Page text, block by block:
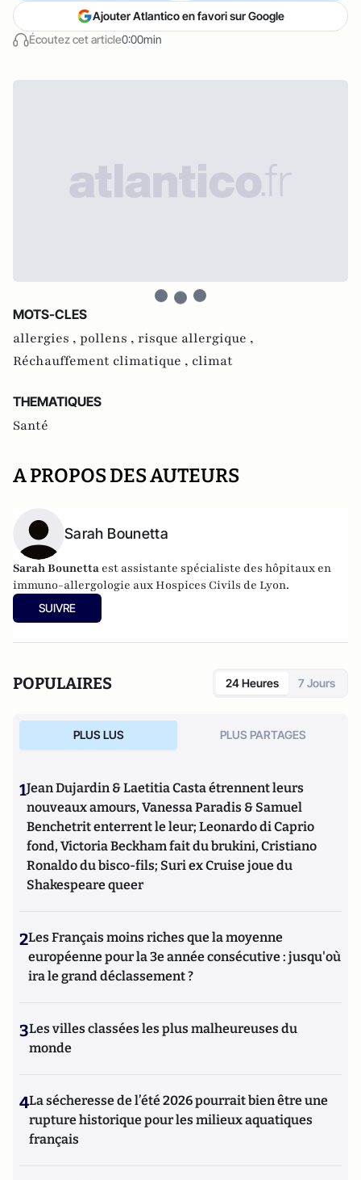
Écoutez cet article0:00min
Ajouter Atlantico en favori sur Google
MOTS-CLES
allergies , pollens , risque allergique ,
Réchauffement climatique , climat
THEMATIQUES
Santé
A PROPOS DES AUTEURS
Sarah Bounetta
Sarah Bounetta est assistante spécialiste des hôpitaux en
immuno-allergologie aux Hospices Civils de Lyon.
SUIVRE
POPULAIRES 24 Heures 7 Jours
PLUS LUS PLUS PARTAGES
1Jean Dujardin & Laetitia Casta étrennent leurs
nouveaux amours, Vanessa Paradis & Samuel
Benchetrit enterrent le leur; Leonardo di Caprio
fond, Victoria Beckham fait du brukini, Cristiano
Ronaldo du bisco-fils; Suri ex Cruise joue du
Shakespeare queer
2Les Français moins riches que la moyenne
européenne pour la 3e année consécutive : jusqu'où
ira le grand déclassement ?
3Les villes classées les plus malheureuses du
monde
4La sécheresse de l’été 2026 pourrait bien être une
rupture historique pour les milieux aquatiques
français